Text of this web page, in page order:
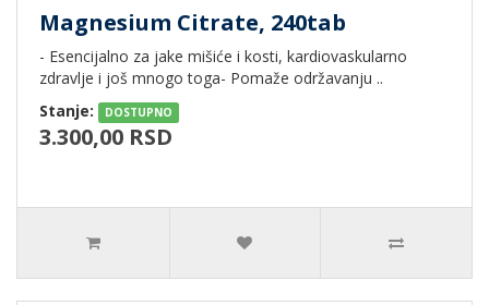
Magnesium Citrate, 240tab
- Esencijalno za jake mišiće i kosti, kardiovaskularno
zdravlje i još mnogo toga- Pomaže održavanju ..
Stanje:
DOSTUPNO
3.300,00 RSD